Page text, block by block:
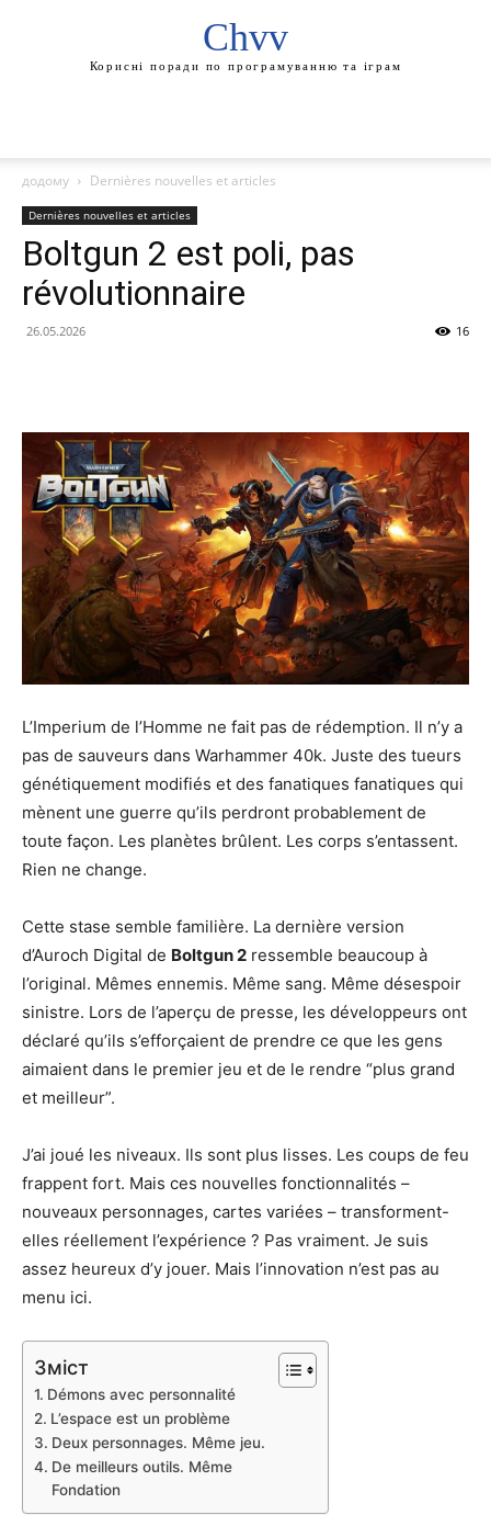
Chvv
Корисні поради по програмуванню та іграм
додому Dernières nouvelles et articles
Dernières nouvelles et articles
Boltgun 2 est poli, pas
révolutionnaire
26.05.2026 16
L’Imperium de l’Homme ne fait pas de rédemption. Il n’y a
pas de sauveurs dans Warhammer 40k. Juste des tueurs
génétiquement modifiés et des fanatiques fanatiques qui
mènent une guerre qu’ils perdront probablement de
toute façon. Les planètes brûlent. Les corps s’entassent.
Rien ne change.
Cette stase semble familière. La dernière version
d’Auroch Digital de Boltgun 2 ressemble beaucoup à
l’original. Mêmes ennemis. Même sang. Même désespoir
sinistre. Lors de l’aperçu de presse, les développeurs ont
déclaré qu’ils s’efforçaient de prendre ce que les gens
aimaient dans le premier jeu et de le rendre “plus grand
et meilleur”.
J’ai joué les niveaux. Ils sont plus lisses. Les coups de feu
frappent fort. Mais ces nouvelles fonctionnalités –
nouveaux personnages, cartes variées – transforment-
elles réellement l’expérience ? Pas vraiment. Je suis
assez heureux d’y jouer. Mais l’innovation n’est pas au
menu ici.
Зміст
Démons avec personnalité
L’espace est un problème
Deux personnages. Même jeu.
De meilleurs outils. Même
Fondation